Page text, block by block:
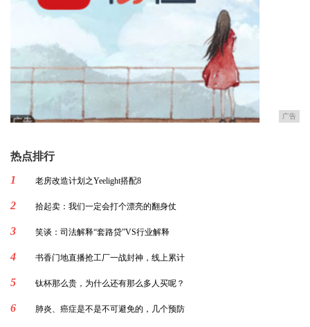
广告
热点排行
1
老房改造计划之Yeelight搭配8
2 拾起卖：我们一定会打个漂亮的翻身仗
3 笑谈：司法解释“套路贷”VS行业解释
4 书香门地直播抢工厂一战封神，线上累计
5 钛杯那么贵，为什么还有那么多人买呢？
6 肺炎、癌症是不是不可避免的，几个预防